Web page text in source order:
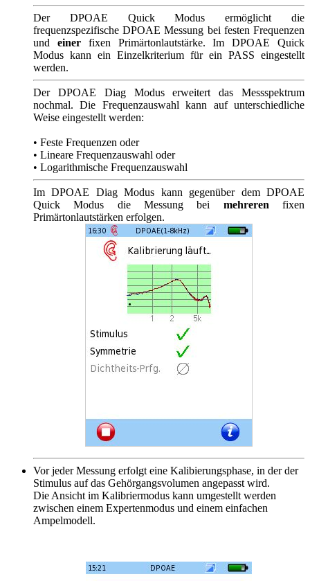
Der DPOAE Quick Modus ermöglicht die
frequenzspezifische DPOAE Messung bei festen Frequenzen
und einerfixen Primärtonlautstärke. Im DPOAE Quick
Modus kann ein Einzelkriterium für ein PASS eingestellt
werden.
Der DPOAE Diag Modus erweitert das Messspektrum
nochmal. Die Frequenzauswahl kann auf unterschiedliche
Weise eingestellt werden:
• Feste Frequenzen oder
• Lineare Frequenzauswahl oder
• Logarithmische Frequenzauswahl
Im DPOAE Diag Modus kann gegenüber dem DPOAE
Quick Modus die Messung bei mehrerenfixen
Primärtonlautstärken erfolgen.
Vor jeder Messung erfolgt eine Kalibierungsphase, in der der
Stimulus auf das Gehörgangsvolumen angepasst wird.
Die Ansicht im Kalibriermodus kann umgestellt werden
zwischen einem Expertenmodus und einem einfachen
Ampelmodell.